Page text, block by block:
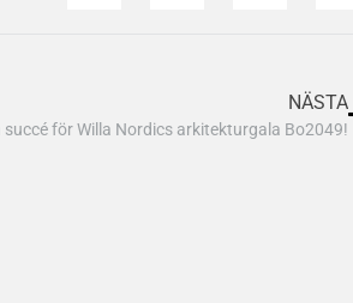
NÄSTA
succé för Willa Nordics arkitekturgala Bo2049!